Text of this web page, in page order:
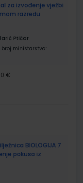
za izvođenje vježbi
razredu
Ptičar
broj ministarstva:
€
BIOLOGIJA 7
pokusa iz